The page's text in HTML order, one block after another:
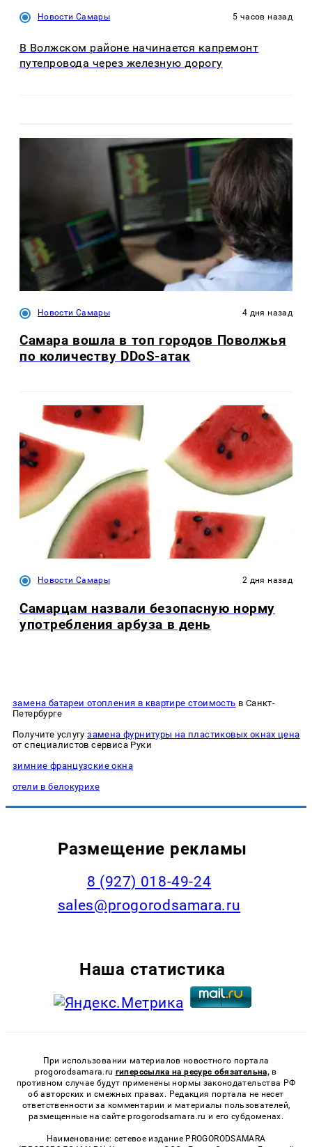
Новости Самары 5 часов назад
В Волжском районе начинается капремонт
путепровода через железную дорогу
Новости Самары 4 дня назад
Самара вошла в топ городов Поволжья
по количеству DDoS-атак
Новости Самары 2 дня назад
Самарцам назвали безопасную норму
употребления арбуза в день
замена батареи отопления в квартире стоимость в Санкт-
Петербурге
Получите услугузамена фурнитуры на пластиковых окнах цена
от специалистов сервиса Руки
зимние французские окна
отели в белокурихе
Размещение рекламы
8 (927) 018-49-24
sales@progorodsamara.ru
Наша статистика
При использовании материалов новостного портала
progorodsamara.ru гиперссылка на ресурс обязательна, в
противном случае будут применены нормы законодательства РФ
об авторских и смежных правах. Редакция портала не несет
ответственности за комментарии и материалы пользователей,
размещенные на сайте progorodsamara.ru и его субдоменах.
Наименование: сетевое издание PROGORODSAMARA